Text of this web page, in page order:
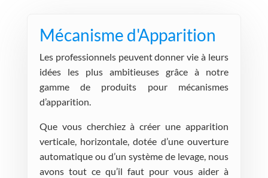
Mécanisme d'Apparition
Les professionnels peuvent donner vie à leurs
idées les plus ambitieuses grâce à notre
gamme de produits pour mécanismes
d’apparition.
Que vous cherchiez à créer une apparition
verticale, horizontale, dotée d’une ouverture
automatique ou d’un système de levage, nous
avons tout ce qu’il faut pour vous aider à